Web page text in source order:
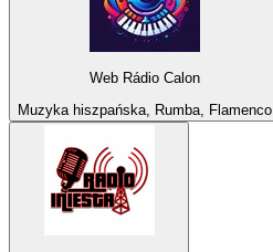
Web Rádio Calon
Muzyka hiszpańska, Rumba, Flamenco